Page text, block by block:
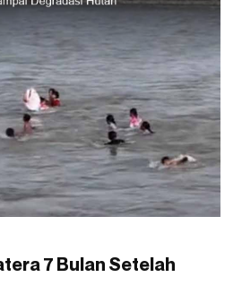
7 Bulan Setelah